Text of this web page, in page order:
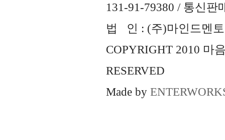
131-91-79380 / 통신판
법 인 : (주)마인드멘토
COPYRIGHT 2010 마
RESERVED
Made by